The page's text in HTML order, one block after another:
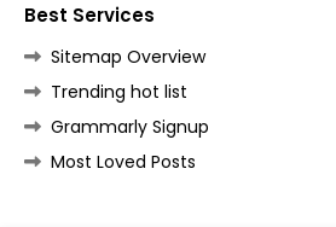
Best Services
Sitemap Overview
Trending hot list
Grammarly Signup
Most Loved Posts